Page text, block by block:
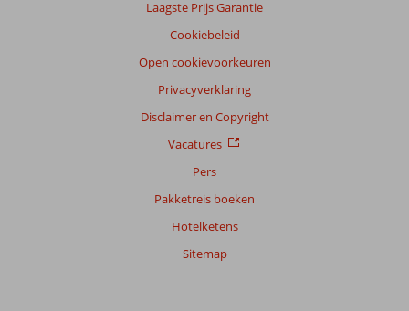
Laagste Prijs Garantie
Cookiebeleid
Open cookievoorkeuren
Privacyverklaring
Disclaimer en Copyright
Vacatures
Pers
Pakketreis boeken
Hotelketens
Sitemap